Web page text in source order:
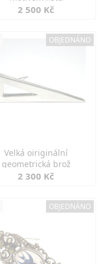
2 500 Kč
OBJEDNÁNO
Velká oiriginální
geometrická brož
2 300 Kč
OBJEDNÁNO